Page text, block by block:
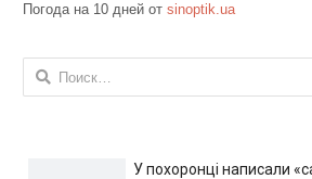
Погода на 10 дней от sinoptik.ua
Найти:
У похоронці написали